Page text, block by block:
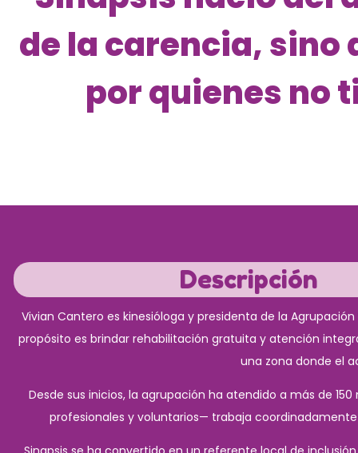
de la carencia, sino
por quienes no
Descripción
Vivian Cantero es kinesióloga y presidenta de la
propósito es brindar rehabilitación gratuita y atención
una zona donde el
Desde sus inicios, la agrupación ha atendido a más de
profesionales y voluntarios— trabaja